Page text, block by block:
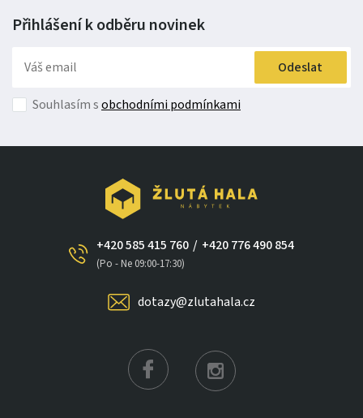
Přihlášení k odběru novinek
Odeslat
Souhlasím sobchodními podmínkami
+420 585 415 760
(Po - Ne 09:00-17:30)
/ +420 776 490 854
dotazy@zlutahala.cz